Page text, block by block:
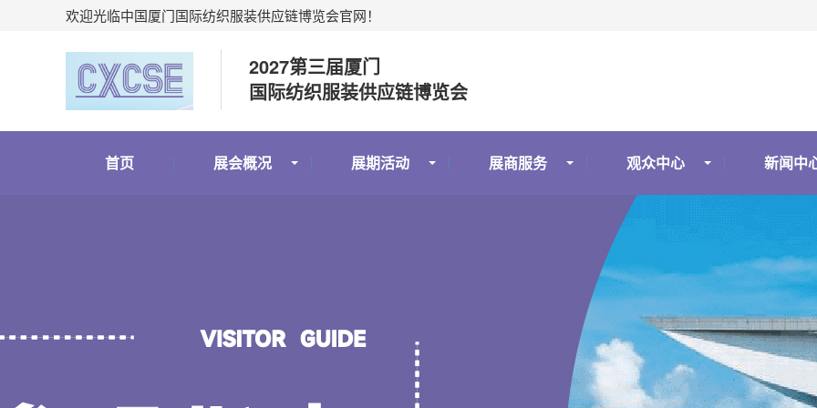
欢迎光临中国厦门国际纺织服装供应链博览会官网！
2027第三届厦门
国际纺织服装供应链博览会
首页 展会概况 展期活动 展商服务 观众中心 新闻中